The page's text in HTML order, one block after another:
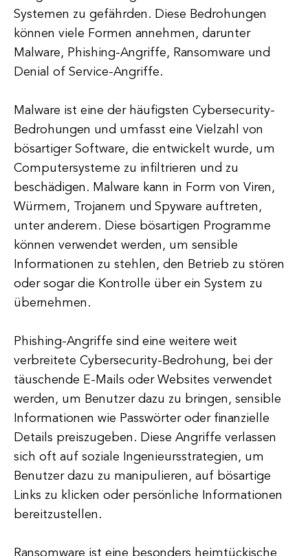
Systemen zu gefährden. Diese Bedrohungen
können viele Formen annehmen, darunter
Malware, Phishing-Angriffe, Ransomware und
Denial of Service-Angriffe.
Malware ist eine der häufigsten Cybersecurity-
Bedrohungen und umfasst eine Vielzahl von
bösartiger Software, die entwickelt wurde, um
Computersysteme zu infiltrieren und zu
beschädigen. Malware kann in Form von Viren,
Würmern, Trojanern und Spyware auftreten,
unter anderem. Diese bösartigen Programme
können verwendet werden, um sensible
Informationen zu stehlen, den Betrieb zu stören
oder sogar die Kontrolle über ein System zu
übernehmen.
Phishing-Angriffe sind eine weitere weit
verbreitete Cybersecurity-Bedrohung, bei der
täuschende E-Mails oder Websites verwendet
werden, um Benutzer dazu zu bringen, sensible
Informationen wie Passwörter oder finanzielle
Details preiszugeben. Diese Angriffe verlassen
sich oft auf soziale Ingenieursstrategien, um
Benutzer dazu zu manipulieren, auf bösartige
Links zu klicken oder persönliche Informationen
bereitzustellen.
Ransomware ist eine besonders heimtückische